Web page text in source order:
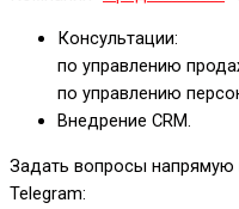
Консультации:
по управлению
по управлению
Внедрение CRM.
Задать вопросы напрямую
Telegram: